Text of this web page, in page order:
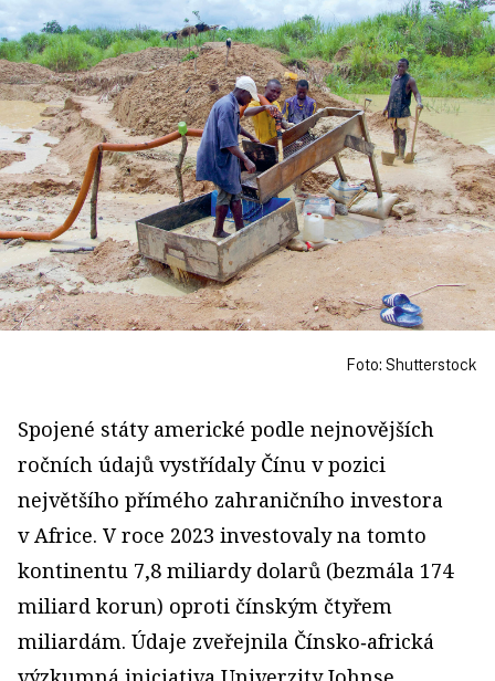
Foto: Shutterstock
Spojené státy americké podle nejnovějších
ročních údajů vystřídaly Čínu v pozici
největšího přímého zahraničního investora
v Africe. V roce 2023 investovaly na tomto
kontinentu 7,8 miliardy dolarů (bezmála 174
miliard korun) oproti čínským čtyřem
miliardám. Údaje zveřejnila Čínsko‑africká